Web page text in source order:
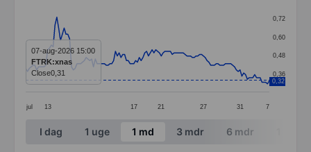
Line chart with 134 data points.
The chart has 1 X axis displaying categories.
The chart has 1 Y axis displaying values. Data
jul 13 17 21 27 31 7
0,36
0,48
0,60
0,72
0,32
07-aug-2026 15:00
FTRK:xnas
Close0,31
End of interactive chart.
I dag 1 uge 1 md 3 mdr 6 mdr